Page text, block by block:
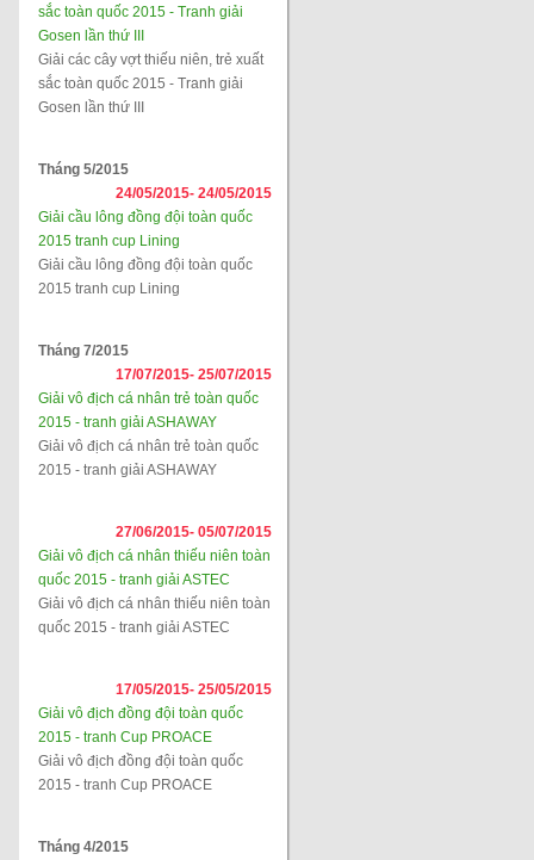
sắc toàn quốc 2015 - Tranh giải
Gosen lần thứ III
Giải các cây vợt thiếu niên, trẻ xuất
sắc toàn quốc 2015 - Tranh giải
Gosen lần thứ III
Tháng 5/2015
24/05/2015- 24/05/2015
Giải cầu lông đồng đội toàn quốc
2015 tranh cup Lining
Giải cầu lông đồng đội toàn quốc
2015 tranh cup Lining
Tháng 7/2015
17/07/2015- 25/07/2015
Giải vô địch cá nhân trẻ toàn quốc
2015 - tranh giải ASHAWAY
Giải vô địch cá nhân trẻ toàn quốc
2015 - tranh giải ASHAWAY
27/06/2015- 05/07/2015
Giải vô địch cá nhân thiếu niên toàn
quốc 2015 - tranh giải ASTEC
Giải vô địch cá nhân thiếu niên toàn
quốc 2015 - tranh giải ASTEC
17/05/2015- 25/05/2015
Giải vô địch đồng đội toàn quốc
2015 - tranh Cup PROACE
Giải vô địch đồng đội toàn quốc
2015 - tranh Cup PROACE
Tháng 4/2015